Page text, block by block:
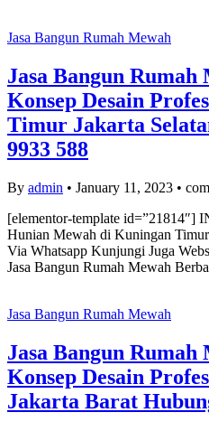
Jasa Bangun Rumah Mewah
Jasa Bangun Rumah
Konsep Desain
Timur Jakarta
9933 588
By admin • January 11, 2023 •
[elementor-template id=”21814″]
Hunian Mewah di Kuningan
Via Whatsapp Kunjungi Juga
Jasa Bangun Rumah Mewah
Jasa Bangun Rumah Mewah
Jasa Bangun Rumah
Konsep Desain
Jakarta Barat